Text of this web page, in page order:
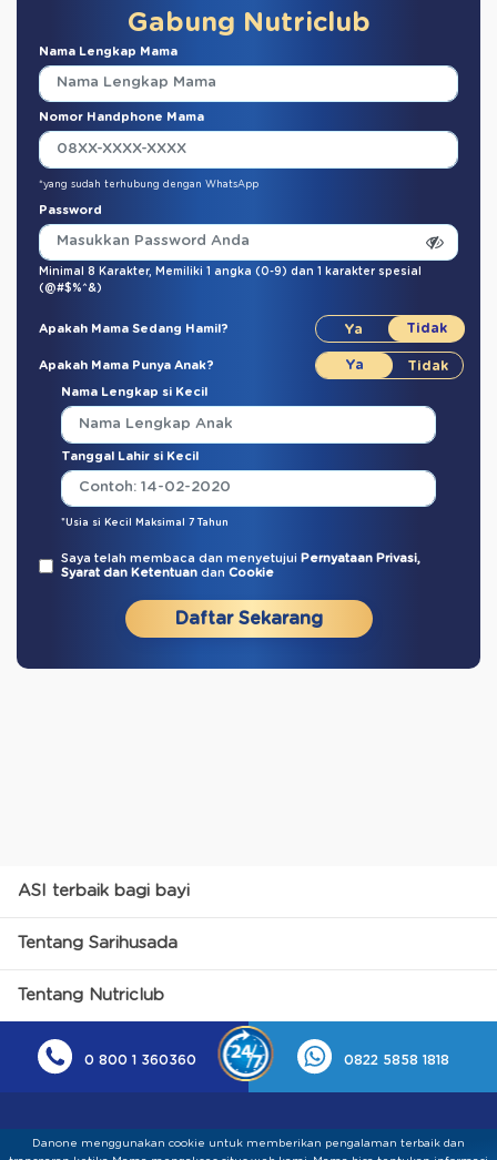
Gabung Nutriclub
Nama Lengkap Mama
Nomor Handphone Mama
*yang sudah terhubung dengan WhatsApp
Password
Minimal 8 Karakter, Memiliki 1 angka (0-9) dan 1 karakter spesial
(@#$%^&)
Apakah Mama Sedang Hamil?
Apakah Mama Punya Anak?
Nama Lengkap si Kecil
Tanggal Lahir si Kecil
*Usia si Kecil Maksimal 7 Tahun
Saya telah membaca dan menyetujui Pernyataan Privasi,
Syarat dan Ketentuan dan Cookie
Daftar Sekarang
ASI terbaik bagi bayi
Tentang Sarihusada
Tentang Nutriclub
0 800 1 360360 0822 5858 1818
Danone menggunakan cookie untuk memberikan pengalaman terbaik dan